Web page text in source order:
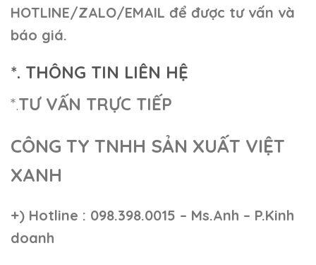
HOTLINE/ZALO/EMAIL để được tư vấn và
báo giá.
*. THÔNG TIN LIÊN HỆ
*.TƯ VẤN TRỰC TIẾP
CÔNG TY TNHH SẢN XUẤT VIỆT
XANH
+) Hotline : 098.398.0015 – Ms.Anh – P.Kinh
doanh